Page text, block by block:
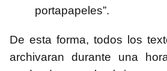
portapapeles”.
De esta forma, todos los
archivaran durante una